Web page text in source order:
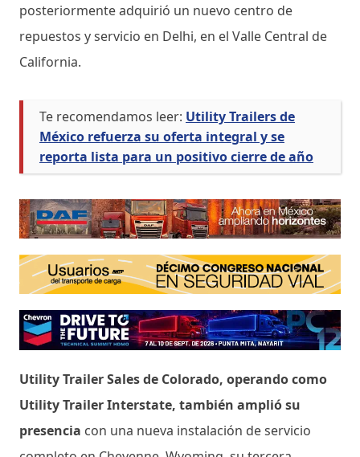
posteriormente adquirió un nuevo centro de
repuestos y servicio en Delhi, en el Valle Central de
California.
Te recomendamos leer: Utility Trailers de
México refuerza su oferta integral y se
reporta lista para un positivo cierre de año
Utility Trailer Sales de Colorado, operando como
Utility Trailer Interstate, también amplió su
presencia con una nueva instalación de servicio